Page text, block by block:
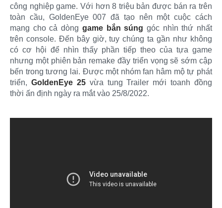
công nghiệp game. Với hơn 8 triệu bản được bán ra trên
toàn cầu, GoldenEye 007 đã tạo nên một cuộc cách
mạng cho cả dòng game bắn súng góc nhìn thứ nhất
trên console. Đến bây giờ, tuy chúng ta gần như không
có cơ hội để nhìn thấy phần tiếp theo của tựa game
nhưng một phiên bản remake đầy triển vọng sẽ sớm cập
bến trong tương lai. Được một nhóm fan hâm mộ tự phát
triển, GoldenEye 25vừa tung Trailer mới toanh đồng
thời ấn định ngày ra mắt vào 25/8/2022.